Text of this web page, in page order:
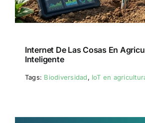
Internet De Las Cosas En
Inteligente
Tags: Biodiversidad, IoT en